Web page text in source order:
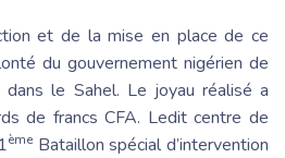
et de la mise en place de ce
du gouvernement nigérien de
le Sahel. Le joyau réalisé a
de francs CFA. Ledit centre de
èmeBataillon spécial d’intervention